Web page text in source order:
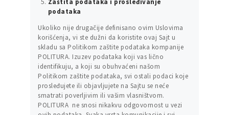
podataka
Ukoliko nije drugačije definisano ovim Uslovima
korišćenja, vi ste dužni da koristite ovaj Sajt u
skladu sa Politikom zaštite podataka kompanije
POLITURA. Izuzev podataka koji vas lično
identifikuju, a koji su obuhvaćeni našom
Politikom zaštite podataka, svi ostali podaci koje
prosleđujete ili objavljujete na Sajtu se neće
smatrati poverljivim ili vašim vlasništvom.
POLITURA ne snosi nikakvu odgovornost u vezi